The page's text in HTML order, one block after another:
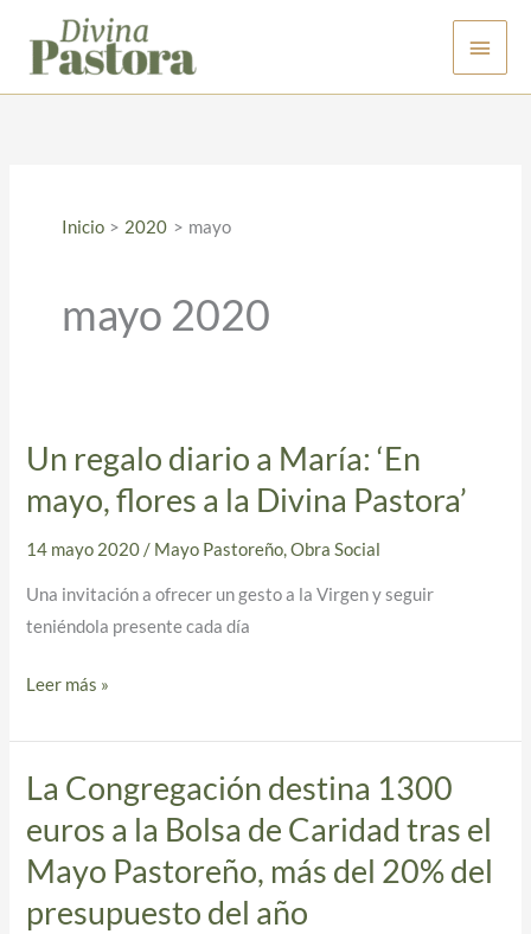
contenido
Inicio 2020 mayo
mayo 2020
Un regalo diario a María: ‘En
mayo, flores a la Divina Pastora’
14 mayo 2020 / Mayo Pastoreño,Obra Social
Una invitación a ofrecer un gesto a la Virgen y seguir
teniéndola presente cada día
Un
diario
a
flores
la
Divina
Pastora’
Leer más »
La Congregación destina 1300
euros a la Bolsa de Caridad tras el
Mayo Pastoreño, más del 20% del
presupuesto del año
La
destina
1300
euros